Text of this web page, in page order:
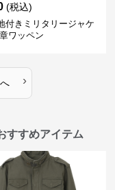
(税込)
付きミリタリージャケ
ワッペン
›
すすめアイテム